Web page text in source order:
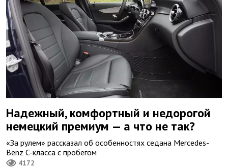
Надежный, комфортный и недорогой
немецкий премиум — а что не так?
«За рулем» рассказал об особенностях седана Mercedes-
Benz C-класса с пробегом
4172